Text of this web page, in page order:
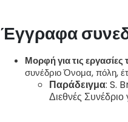
Έγγραφα
Μορφή για τις εργασίες
συνέδριο Όνομα, πόλη,
Παράδειγμα: S.
Διεθνές Συνέδριο